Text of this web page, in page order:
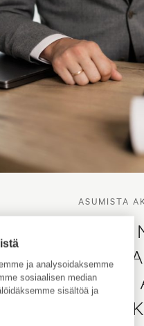
ASUMISTA
TÄRKEIN
ja analysoidaksemme
sosiaalisen median
sisältöä ja